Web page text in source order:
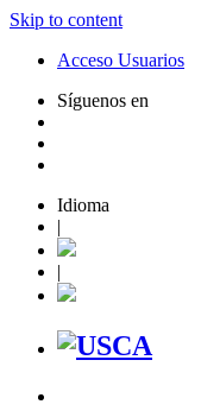
Skip to content
Acceso Usuarios
Síguenos en
Idioma
|
|